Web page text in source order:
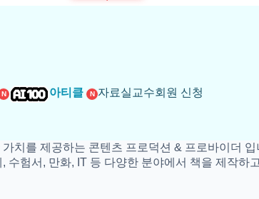
N 아티클 N 자료실 교수회원 신청
를 제공하는 콘텐츠 프로덕션 & 프로바이더 입니다.
서, 만화, IT 등 다양한 분야에서 책을 제작하고 있